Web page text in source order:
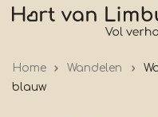
Overslaan
Home Wandelen
blauw